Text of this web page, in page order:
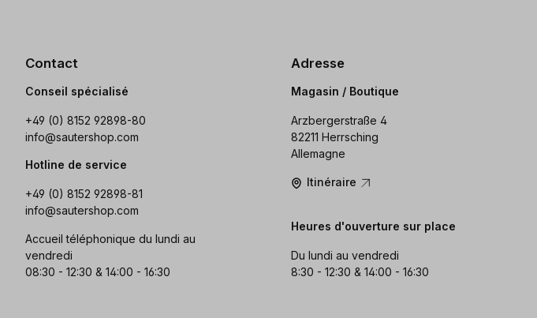
Contact
Conseil spécialisé
+49 (0) 8152 92898-80
info@sautershop.com
Hotline de service
+49 (0) 8152 92898-81
info@sautershop.com
Accueil téléphonique du lundi au
vendredi
08:30 - 12:30 & 14:00 - 16:30
Adresse
Magasin / Boutique
Arzbergerstraße 4
82211 Herrsching
Allemagne
Itinéraire
Heures d'ouverture sur place
Du lundi au vendredi
8:30 - 12:30 & 14:00 - 16:30